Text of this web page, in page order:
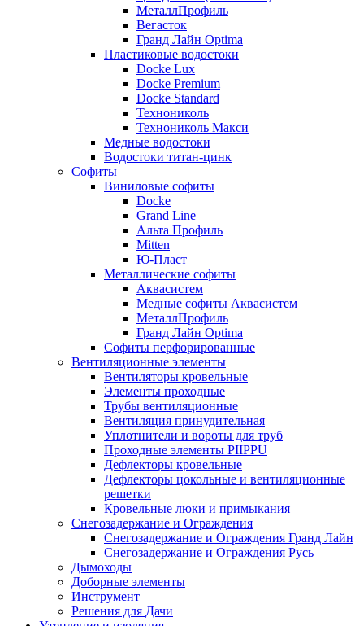
МеталлПрофиль
Вегасток
Гранд Лайн Optima
Пластиковые водостоки
Docke Lux
Docke Premium
Docke Standard
Технониколь
Технониколь Макси
Медные водостоки
Водостоки титан-цинк
Софиты
Виниловые софиты
Docke
Grand Line
Альта Профиль
Mitten
Ю-Пласт
Металлические софиты
Аквасистем
Медные софиты Аквасистем
МеталлПрофиль
Гранд Лайн Optima
Софиты перфорированные
Вентиляционные элементы
Вентиляторы кровельные
Элементы проходные
Трубы вентиляционные
Вентиляция принудительная
Уплотнители и вороты для труб
Проходные элементы PIIPPU
Дефлекторы кровельные
Дефлекторы цокольные и вентиляционные
решетки
Кровельные люки и примыкания
Снегозадержание и Ограждения
Снегозадержание и Ограждения Гранд Лайн
Снегозадержание и Ограждения Русь
Дымоходы
Доборные элементы
Инструмент
Решения для Дачи